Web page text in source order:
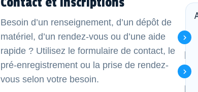
Besoin d’un renseignement, d’un dépôt de
matériel, d’un rendez-vous ou d’une aide
rapide ? Utilisez le formulaire de contact, le
pré-enregistrement ou la prise de rendez-
vous selon votre besoin.